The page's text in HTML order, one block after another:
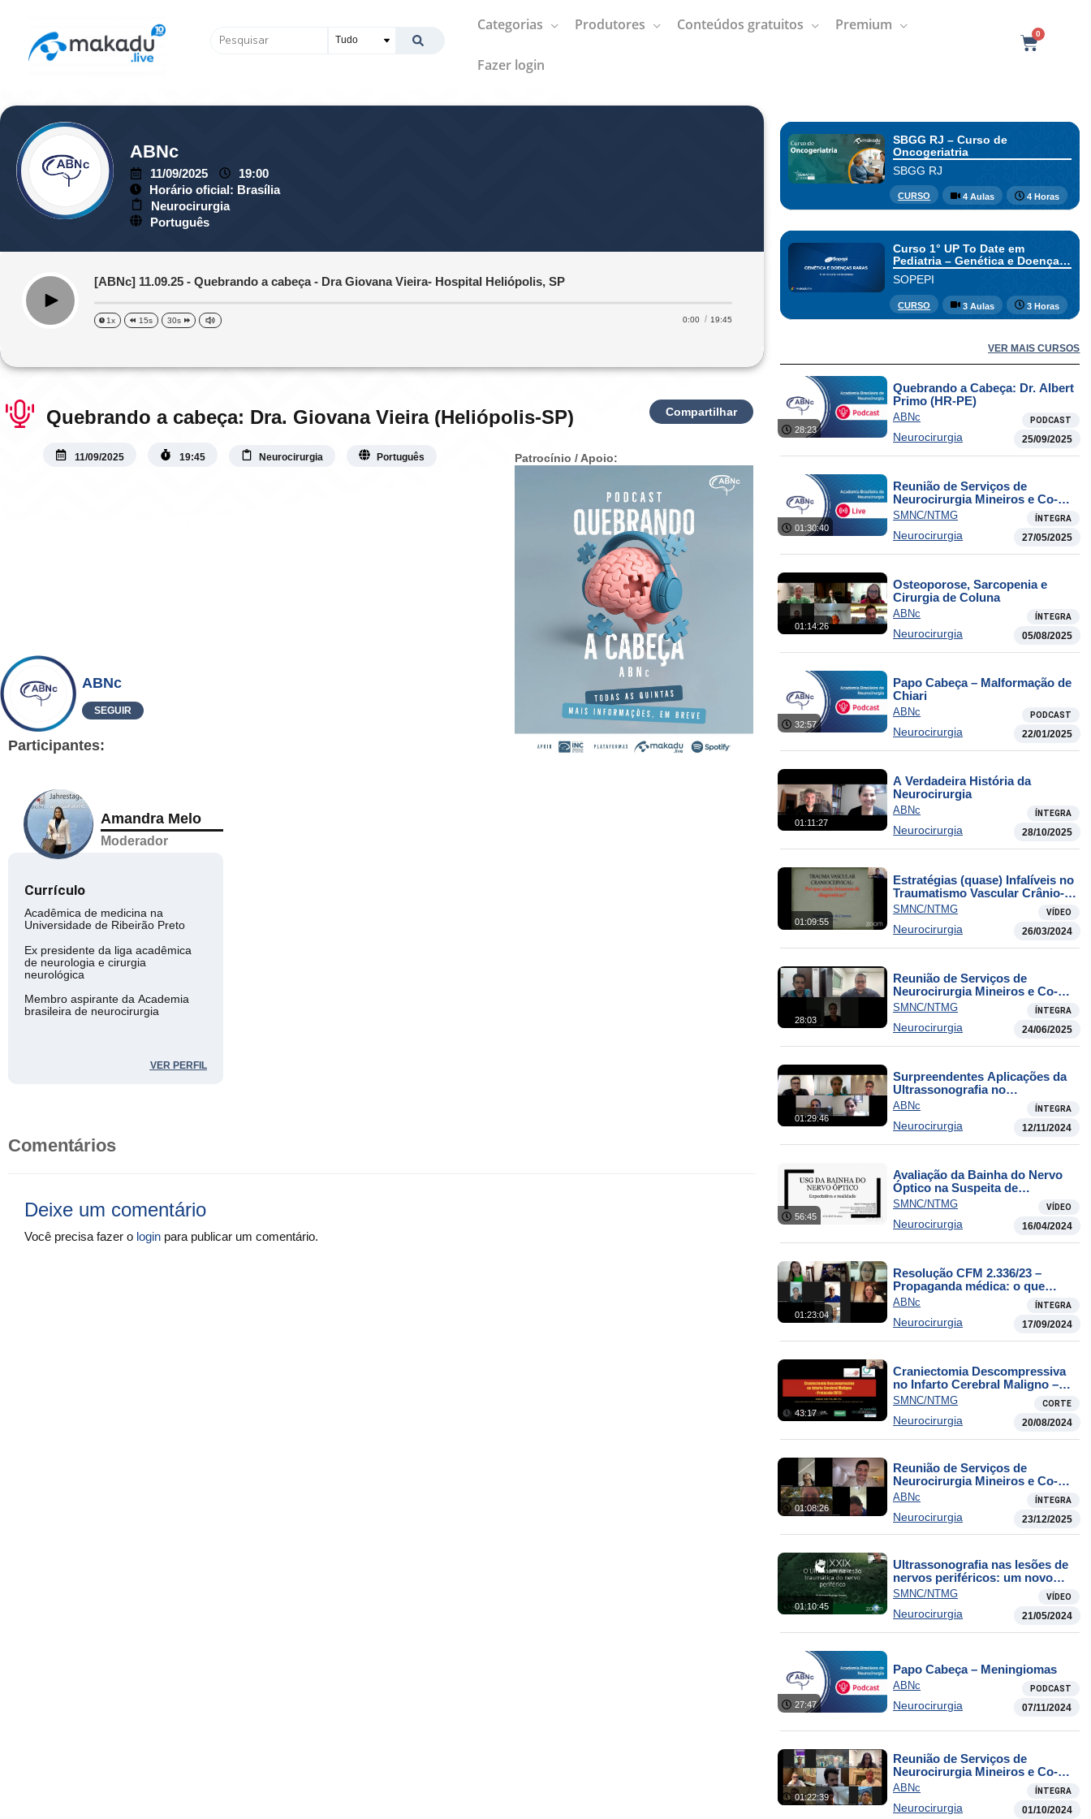
Pesquisar
Categorias Produtores Conteúdos gratuitos Premium
Fazer login
0C
ABNc
11/09/2025
19:00
Horário oficial: Brasília
Neurocirurgia
Português
Play
[ABNc] 11.09.25 - Quebrando a cabeça - Dra Giovana Vieira- Hospital Heliópolis, SP
1x 15s 30s 0:00 19:45
Quebrando a cabeça: Dra. Giovana Vieira (Heliópolis-SP) Compartilhar
11/09/2025 19:45 Neurocirurgia Português Patrocínio / Apoio:
ABNc
SEGUIR
Participantes:
Amandra Melo
Moderador
Currículo
Acadêmica de medicina na
Universidade de Ribeirão Preto
Ex presidente da liga acadêmica
de neurologia e cirurgia
neurológica
Membro aspirante da Academia
brasileira de neurocirurgia
VER PERFIL
Comentários
Deixe um comentário
Você precisa fazer o login para publicar um comentário.
SBGG RJ – Curso de
Oncogeriatria
SBGG RJ
CURSO 4 Aulas 4 Horas
Curso 1° UP To Date em
Pediatria – Genética e Doenças
Raras
SOPEPI
CURSO 3 Aulas 3 Horas
VER MAIS CURSOS
28:23
Quebrando a Cabeça: Dr. Albert
Primo (HR-PE)
ABNc PODCAST
Neurocirurgia 25/09/2025
01:30:40
Reunião de Serviços de
Neurocirurgia Mineiros e Co-
irmãos
SMNC/NTMG ÍNTEGRA
Neurocirurgia 27/05/2025
01:14:26
Osteoporose, Sarcopenia e
Cirurgia de Coluna
ABNc ÍNTEGRA
Neurocirurgia 05/08/2025
32:57
Papo Cabeça – Malformação de
Chiari
ABNc PODCAST
Neurocirurgia 22/01/2025
01:11:27
A Verdadeira História da
Neurocirurgia
ABNc ÍNTEGRA
Neurocirurgia 28/10/2025
01:09:55
Estratégias (quase) Infalíveis no
Traumatismo Vascular Crânio-
Cevical
SMNC/NTMG VÍDEO
Neurocirurgia 26/03/2024
28:03
Reunião de Serviços de
Neurocirurgia Mineiros e Co-
irmãos
SMNC/NTMG ÍNTEGRA
Neurocirurgia 24/06/2025
01:29:46
Surpreendentes Aplicações da
Ultrassonografia no
Neurotrauma
ABNc ÍNTEGRA
Neurocirurgia 12/11/2024
56:45
Avaliação da Bainha do Nervo
Óptico na Suspeita de
Hipertensão Intracraniana
SMNC/NTMG VÍDEO
Neurocirurgia 16/04/2024
01:23:04
Resolução CFM 2.336/23 –
Propaganda médica: o que
mudou?
ABNc ÍNTEGRA
Neurocirurgia 17/09/2024
43:17
Craniectomia Descompressiva
no Infarto Cerebral Maligno –
Protocolo EVITE
SMNC/NTMG CORTE
Neurocirurgia 20/08/2024
01:08:26
Reunião de Serviços de
Neurocirurgia Mineiros e Co-
irmãos
ABNc ÍNTEGRA
Neurocirurgia 23/12/2025
01:10:45
Ultrassonografia nas lesões de
nervos periféricos: um novo
horizonte e mil possibilidades
SMNC/NTMG VÍDEO
Neurocirurgia 21/05/2024
27:47
Papo Cabeça – Meningiomas
ABNc PODCAST
Neurocirurgia 07/11/2024
01:22:39
Reunião de Serviços de
Neurocirurgia Mineiros e Co-
irmãos
ABNc ÍNTEGRA
Neurocirurgia 01/10/2024